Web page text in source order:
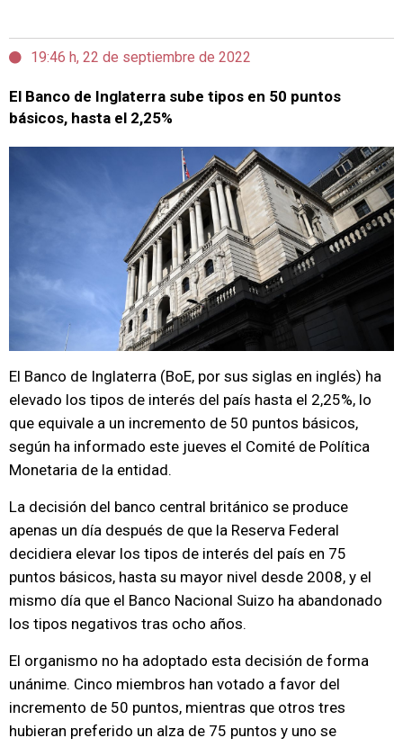
19:46 h, 22 de septiembre de 2022
El Banco de Inglaterra sube tipos en 50 puntos
básicos, hasta el 2,25%
El Banco de Inglaterra (BoE, por sus siglas en inglés) ha
elevado los tipos de interés del país hasta el 2,25%, lo
que equivale a un incremento de 50 puntos básicos,
según ha informado este jueves el Comité de Política
Monetaria de la entidad.
La decisión del banco central británico se produce
apenas un día después de que la Reserva Federal
decidiera elevar los tipos de interés del país en 75
puntos básicos, hasta su mayor nivel desde 2008, y el
mismo día que el Banco Nacional Suizo ha abandonado
los tipos negativos tras ocho años.
El organismo no ha adoptado esta decisión de forma
unánime. Cinco miembros han votado a favor del
incremento de 50 puntos, mientras que otros tres
hubieran preferido un alza de 75 puntos y uno se